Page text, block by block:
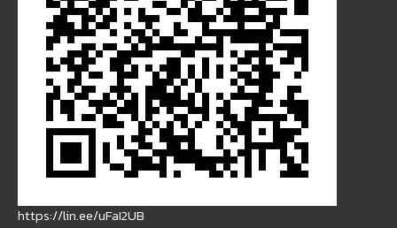
https://lin.ee/uFaI2UB